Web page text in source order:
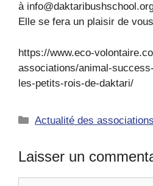
à
Elle se fera un plaisir de
https://www.eco-
associations/animal-
les-petits-rois-de-daktari/
Catégories
Actualité des associations
Laisser un